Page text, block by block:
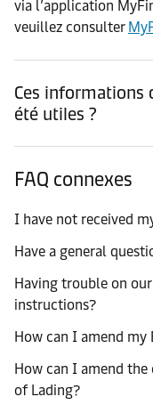
via l’application
veuillez consulter
Ces informations
été utiles ?
FAQ connexes
I have not received
Have a general
Having trouble on
instructions?
How can I amend my
How can I amend
of Lading?